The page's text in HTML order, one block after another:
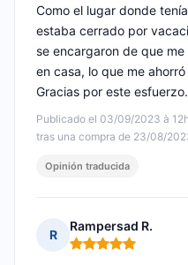
Publicado el 03/09/2023 à
tras una compra de 23/08/
Como el lugar donde
estaba cerrado por
se encargaron de que
en casa, lo que me
Gracias por este esfuerzo.
Opinión traducida
R
Rampersad R.
Nota: 5 de 5